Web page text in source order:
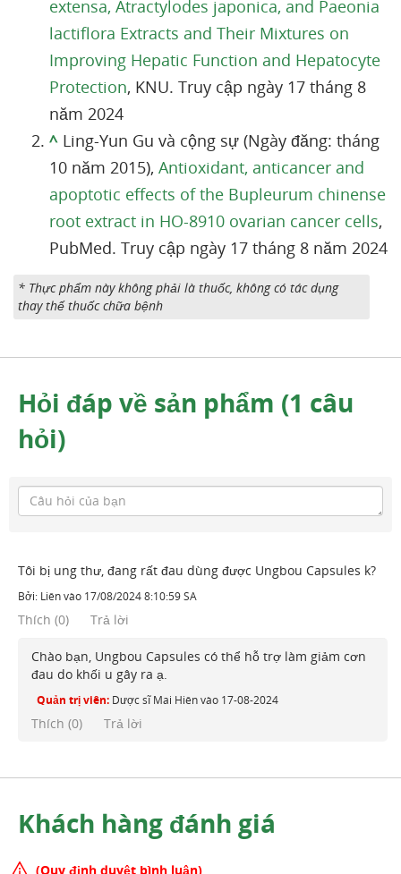
extensa, Atractylodes japonica, and Paeonia
lactiflora Extracts and Their Mixtures on
Improving Hepatic Function and Hepatocyte
Protection, KNU. Truy cập ngày 17 tháng 8
năm 2024
^ Ling-Yun Gu và cộng sự (Ngày đăng: tháng
10 năm 2015), Antioxidant, anticancer and
apoptotic effects of the Bupleurum chinense
root extract in HO-8910 ovarian cancer cells,
PubMed. Truy cập ngày 17 tháng 8 năm 2024
* Thực phẩm này không phải là thuốc, không có tác dụng
thay thế thuốc chữa bệnh
Hỏi đáp về sản phẩm (1 câu
hỏi)
Tôi bị ung thư, đang rất đau dùng được Ungbou Capsules k?
Bởi: Liênvào 17/08/2024 8:10:59 SA
Thích (0) Trả lời
Chào bạn, Ungbou Capsules có thể hỗ trợ làm giảm cơn
đau do khối u gây ra ạ.
Quản trị viên: Dược sĩ Mai Hiênvào 17-08-2024
Thích (0) Trả lời
Khách hàng đánh giá
(Quy định duyệt bình luận)